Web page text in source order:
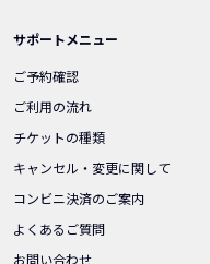
サポートメニュー
ご予約確認
ご利用の流れ
チケットの種類
キャンセル・変更に関して
コンビニ決済のご案内
よくあるご質問
お問い合わせ